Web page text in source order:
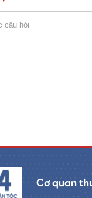
Cơ quan